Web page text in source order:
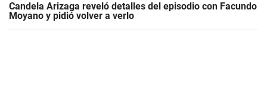
Candela Arizaga reveló detalles del episodio con Facundo
Moyano y pidió volver a verlo